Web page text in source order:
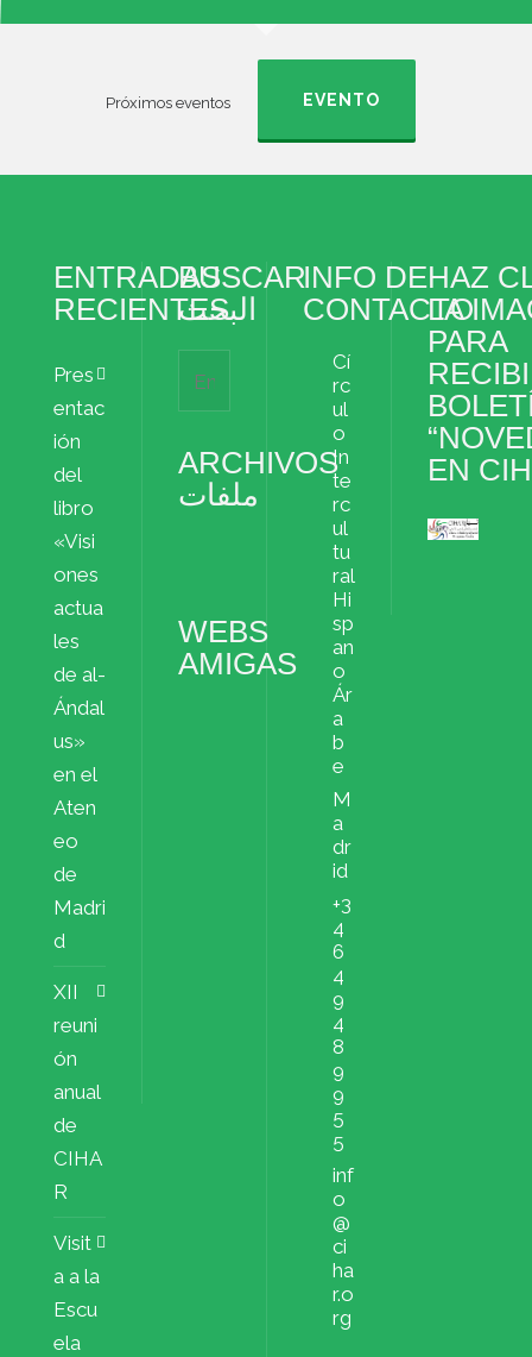
Próximos eventos EVENTO
ENTRADAS
RECIENTES
Pres
entac
ión
del
libro
«Visi
ones
actua
les
de al-
Ándal
us»
en el
Aten
eo
de
Madri
d
XII
reuni
ón
anual
de
CIHA
R
Visit
a a la
Escu
ela
BUSCAR
البحث
ARCHIVOS
ملفات
WEBS
AMIGAS
INFO DE
CONTACTO
Cí
rc
ul
o
In
te
rc
ul
tu
ral
Hi
sp
an
o
Ár
a
b
e
M
a
dr
id
+3
4
6
4
9
4
8
9
9
5
5
inf
o
@
ci
ha
r.o
rg
HAZ
LA
PARA
EN